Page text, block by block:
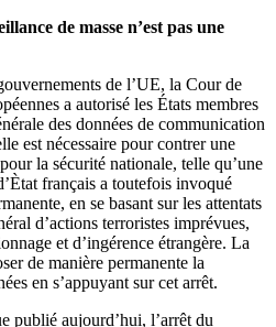
de masse n’est pas une
de l’UE, la Cour de
a autorisé les États membres
des données de communication
est nécessaire pour contrer une
la sécurité nationale, telle qu’une
français a toutefois invoqué
en se basant sur les attentats
d’actions terroristes imprévues,
et d’ingérence étrangère. La
de manière permanente la
en s’appuyant sur cet arrêt.
publié aujourd’hui, l’arrêt du